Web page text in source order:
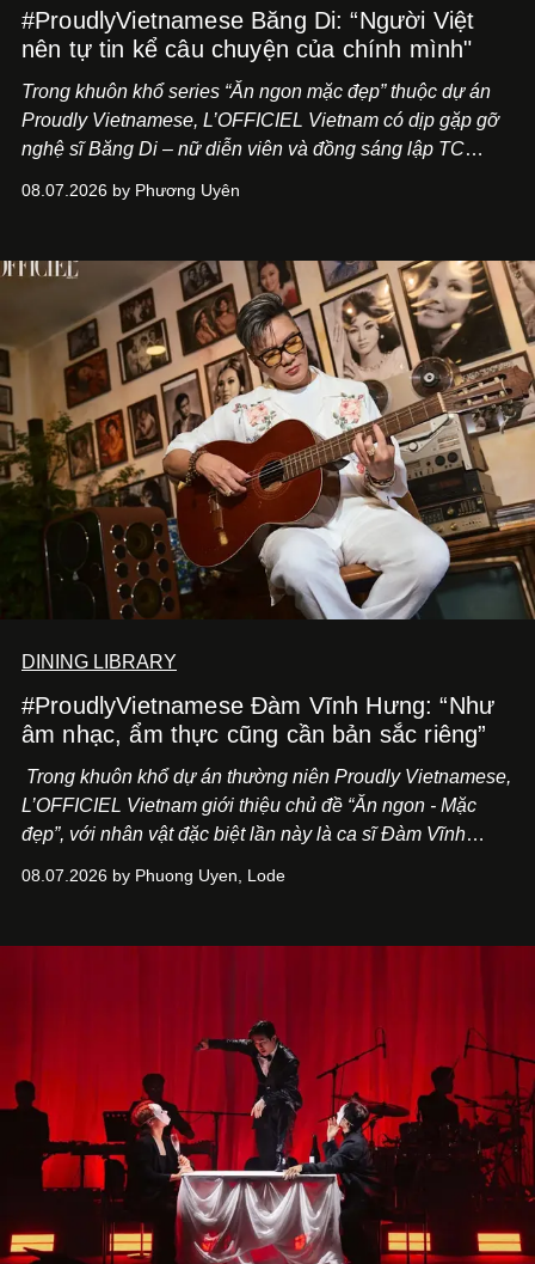
#ProudlyVietnamese Băng Di: “Người Việt
nên tự tin kể câu chuyện của chính mình"
Trong khuôn khổ series “Ăn ngon mặc đẹp” thuộc dự án
Proudly Vietnamese, L’OFFICIEL Vietnam có dịp gặp gỡ
nghệ sĩ Băng Di – nữ diễn viên và đồng sáng lập TC
Kitchen Bar và SALEM tại TP.HCM.
08.07.2026 by Phương Uyên
DINING LIBRARY
#ProudlyVietnamese Đàm Vĩnh Hưng: “Như
âm nhạc, ẩm thực cũng cần bản sắc riêng”
Trong khuôn khổ dự án thường niên Proudly Vietnamese,
L’OFFICIEL Vietnam giới thiệu chủ đề “Ăn ngon - Mặc
đẹp”, với nhân vật đặc biệt lần này là ca sĩ Đàm Vĩnh
Cà Phê Cà Pháo mang dấu ấn Indochine hoài niệm, thu
08.07.2026 by Phuong Uyen, Lode